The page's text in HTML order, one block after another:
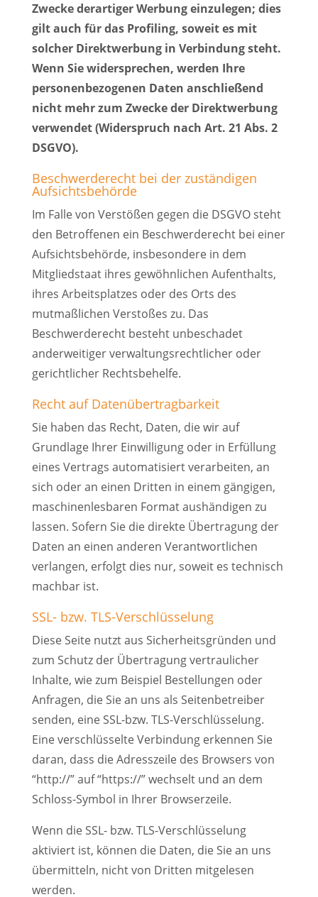
Zwecke derartiger Werbung einzulegen; dies
gilt auch für das Profiling, soweit es mit
solcher Direktwerbung in Verbindung steht.
Wenn Sie widersprechen, werden Ihre
personenbezogenen Daten anschließend
nicht mehr zum Zwecke der Direktwerbung
verwendet (Widerspruch nach Art. 21 Abs. 2
DSGVO).
Beschwerderecht bei der zuständigen
Aufsichtsbehörde
Im Falle von Verstößen gegen die DSGVO steht
den Betroffenen ein Beschwerderecht bei einer
Aufsichtsbehörde, insbesondere in dem
Mitgliedstaat ihres gewöhnlichen Aufenthalts,
ihres Arbeitsplatzes oder des Orts des
mutmaßlichen Verstoßes zu. Das
Beschwerderecht besteht unbeschadet
anderweitiger verwaltungsrechtlicher oder
gerichtlicher Rechtsbehelfe.
Recht auf Datenübertragbarkeit
Sie haben das Recht, Daten, die wir auf
Grundlage Ihrer Einwilligung oder in Erfüllung
eines Vertrags automatisiert verarbeiten, an
sich oder an einen Dritten in einem gängigen,
maschinenlesbaren Format aushändigen zu
lassen. Sofern Sie die direkte Übertragung der
Daten an einen anderen Verantwortlichen
verlangen, erfolgt dies nur, soweit es technisch
machbar ist.
SSL- bzw. TLS-Verschlüsselung
Diese Seite nutzt aus Sicherheitsgründen und
zum Schutz der Übertragung vertraulicher
Inhalte, wie zum Beispiel Bestellungen oder
Anfragen, die Sie an uns als Seitenbetreiber
senden, eine SSL-bzw. TLS-Verschlüsselung.
Eine verschlüsselte Verbindung erkennen Sie
daran, dass die Adresszeile des Browsers von
“http://” auf “https://” wechselt und an dem
Schloss-Symbol in Ihrer Browserzeile.
Wenn die SSL- bzw. TLS-Verschlüsselung
aktiviert ist, können die Daten, die Sie an uns
übermitteln, nicht von Dritten mitgelesen
werden.